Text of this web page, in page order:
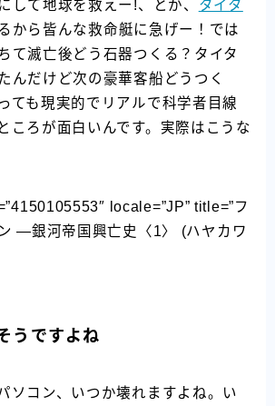
して地球を救えー!、とか、 タイタ
から皆んな救命艇に急げー！では
て滅亡後どう石器つくる？タイタ
んだけど次の豪華客船どうつく
ても現実的でリアルで科学者目線
ころが面白いんです。実際はこうな
locale=”JP” title=”フ
―銀河帝国興亡史〈1〉 (ハヤカワ
うですよね
ソコン、いつか壊れますよね。い